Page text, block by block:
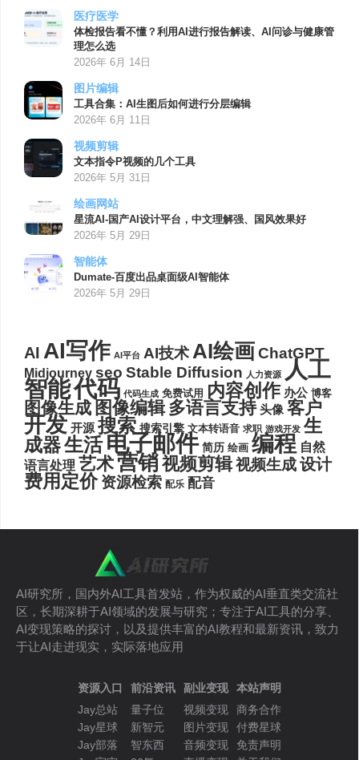
医疗医学
体检报告看不懂？利用AI进行报告解读、AI问诊与健康管
理怎么选
2026年 6月 14日
图片编辑
工具合集：AI生图后如何进行分层编辑
2026年 6月 11日
视频剪辑
文本指令P视频的几个工具
2026年 5月 31日
绘画网站
星流AI-国产AI设计平台，中文理解强、国风效果好
2026年 5月 29日
智能体
Dumate-百度出品桌面级AI智能体
2026年 5月 29日
AI AI写作 AI平台 AI技术AI绘画ChatGPT
Midjourney seo Stable Diffusion 人力资源 人工
智能代码 代码生成 免费试用 内容创作 办公 博客
图像生成 图像编辑 多语言支持 头像 客户
开发 开源 搜索 搜索引擎 文本转语音 求职 游戏开发 生
成器生活电子邮件 简历 绘画 编程 自然
语言处理 艺术营销视频剪辑视频生成设计
费用定价 资源检索 配乐 配音
AI研究所，国内外AI工具首发站，作为权威的AI垂直类交流社
区，长期深耕于AI领域的发展与研究；专注于AI工具的分享、
AI变现策略的探讨，以及提供丰富的AI教程和最新资讯，致力
于让AI走进现实，实际落地应用
资源入口
Jay总站
Jay星球
Jay部落
前沿资讯
量子位
新智元
智东西
副业变现
视频变现
图片变现
音频变现
本站声明
商务合作
付费星球
免责声明